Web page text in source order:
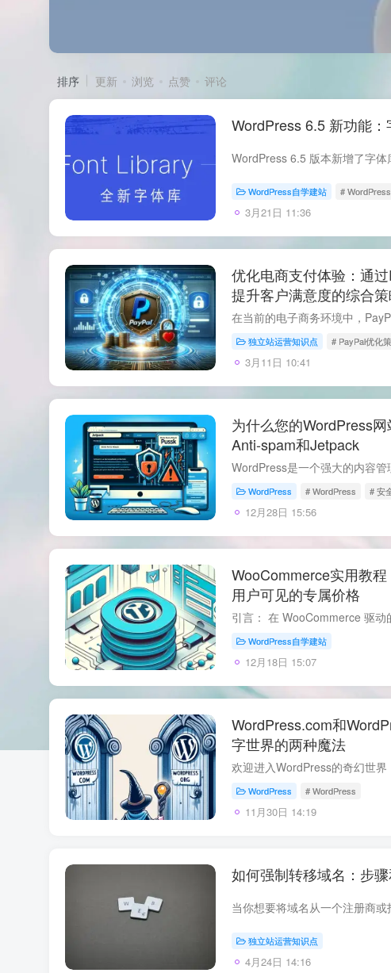
排序 更新 浏览 点赞 评论
WordPress 6.5 新功能
WordPress自学建站 # WordPress
3月21日 11:36
优化电商支付体验：通
提升客户满意度的综合
独立站运营知识点 # PayPal优化
3月11日 10:41
为什么您的WordPress
Anti-spam和Jetpack
WordPress # WordPress # 安
12月28日 15:56
WooCommerce实用教
用户可见的专属价格
WordPress自学建站
12月18日 15:07
WordPress.com和
字世界的两种魔法
WordPress # WordPress
11月30日 14:19
如何强制转移域名：步
独立站运营知识点
4月24日 14:16